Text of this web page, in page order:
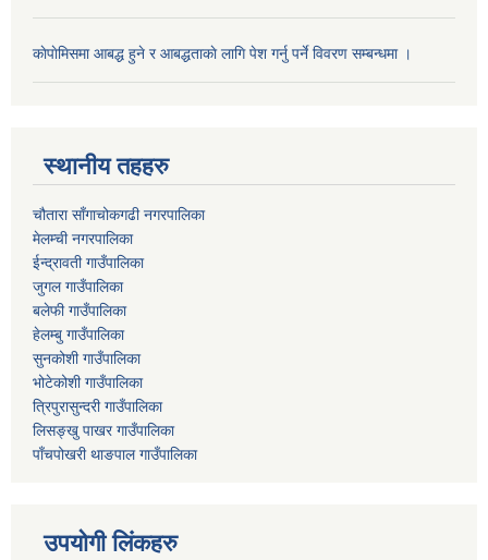
काेपाेमिसमा आबद्ध हुने र आबद्धताकाे लागि पेश गर्नु पर्ने विवरण सम्बन्धमा ।
स्थानीय तहहरु
चौतारा साँगाचोकगढी नगरपालिका
मेलम्ची नगरपालिका
ईन्द्रावती गाउँपालिका
जुगल गाउँपालिका
बलेफी गाउँपालिका
हेलम्बु गाउँपालिका
सुनकोशी गाउँपालिका
भोटेकोशी गाउँपालिका
त्रिपुरासुन्दरी गाउँपालिका
लिसङ्खु पाखर गाउँपालिका
पाँचपोखरी थाङपाल गाउँपालिका
उपयोगी लिंकहरु